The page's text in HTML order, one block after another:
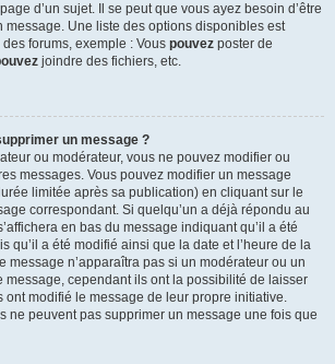
d’un sujet. Il se peut que vous ayez besoin d’être
message. Une liste des options disponibles est
forums, exemple : Vous pouvez poster de
joindre des fichiers, etc.
un message ?
ou modérateur, vous ne pouvez modifier ou
messages. Vous pouvez modifier un message
limitée après sa publication) en cliquant sur le
correspondant. Si quelqu’un a déjà répondu au
en bas du message indiquant qu’il a été
qu’il a été modifié ainsi que la date et l’heure de la
message n’apparaîtra pas si un modérateur ou un
message, cependant ils ont la possibilité de laisser
ont modifié le message de leur propre initiative.
ne peuvent pas supprimer un message une fois que